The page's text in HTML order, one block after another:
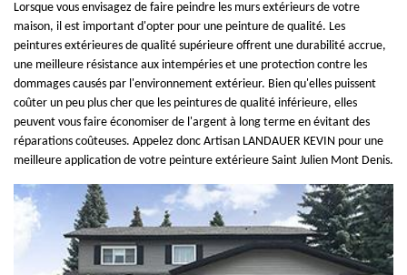
Lorsque vous envisagez de faire peindre les murs extérieurs de votre
maison, il est important d'opter pour une peinture de qualité. Les
peintures extérieures de qualité supérieure offrent une durabilité accrue,
une meilleure résistance aux intempéries et une protection contre les
dommages causés par l'environnement extérieur. Bien qu'elles puissent
coûter un peu plus cher que les peintures de qualité inférieure, elles
peuvent vous faire économiser de l'argent à long terme en évitant des
réparations coûteuses. Appelez donc Artisan LANDAUER KEVIN pour une
meilleure application de votre peinture extérieure Saint Julien Mont Denis.